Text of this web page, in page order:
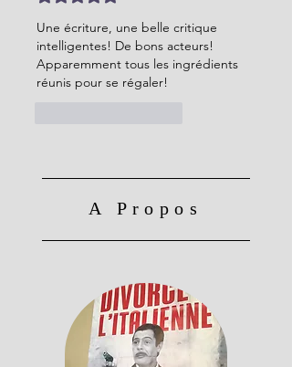
Une écriture, une belle critique
intelligentes! De bons acteurs!
Apparemment tous les ingrédients
réunis pour se régaler!
A Propos